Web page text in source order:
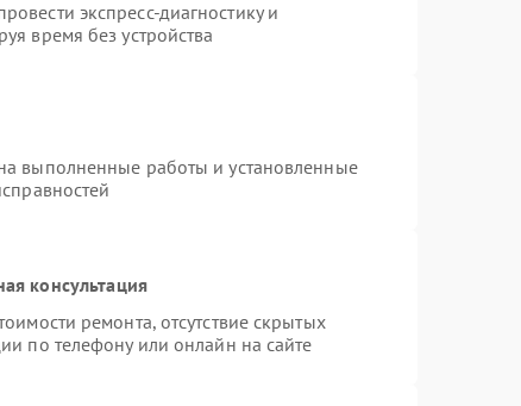
экспресс-диагностику и
время без устройства
выполненные работы и установленные
консультация
ремонта, отсутствие скрытых
по телефону или онлайн на сайте